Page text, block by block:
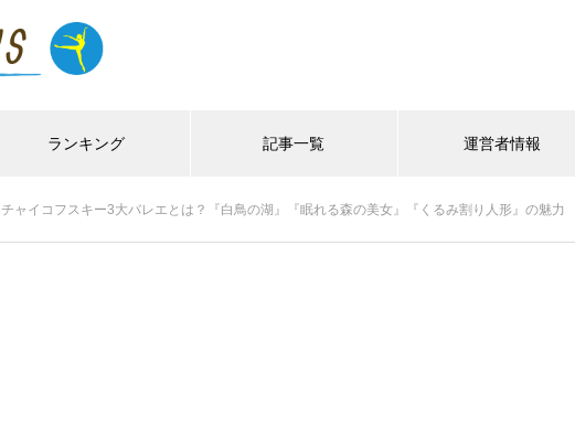
ランキング 記事一覧 運営者情報
チャイコフスキー3大バレエとは？『白鳥の湖』『眠れる森の美女』『くるみ割り人形』の魅力